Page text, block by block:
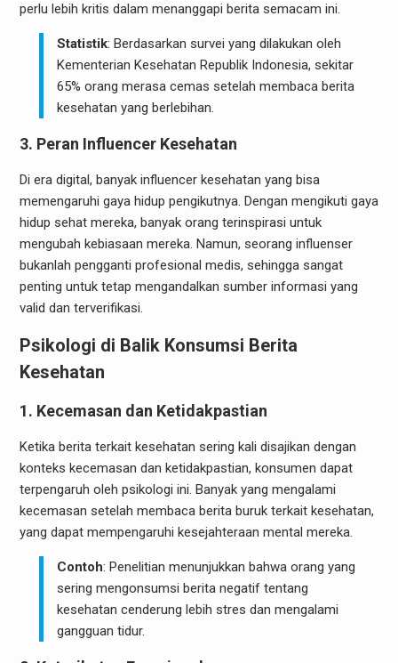
perlu lebih kritis dalam menanggapi berita semacam ini.
Statistik: Berdasarkan survei yang dilakukan oleh
Kementerian Kesehatan Republik Indonesia, sekitar
65% orang merasa cemas setelah membaca berita
kesehatan yang berlebihan.
3. Peran Influencer Kesehatan
Di era digital, banyak influencer kesehatan yang bisa
memengaruhi gaya hidup pengikutnya. Dengan mengikuti gaya
hidup sehat mereka, banyak orang terinspirasi untuk
mengubah kebiasaan mereka. Namun, seorang influenser
bukanlah pengganti profesional medis, sehingga sangat
penting untuk tetap mengandalkan sumber informasi yang
valid dan terverifikasi.
Psikologi di Balik Konsumsi Berita
Kesehatan
1. Kecemasan dan Ketidakpastian
Ketika berita terkait kesehatan sering kali disajikan dengan
konteks kecemasan dan ketidakpastian, konsumen dapat
terpengaruh oleh psikologi ini. Banyak yang mengalami
kecemasan setelah membaca berita buruk terkait kesehatan,
yang dapat mempengaruhi kesejahteraan mental mereka.
Contoh: Penelitian menunjukkan bahwa orang yang
sering mengonsumsi berita negatif tentang
kesehatan cenderung lebih stres dan mengalami
gangguan tidur.